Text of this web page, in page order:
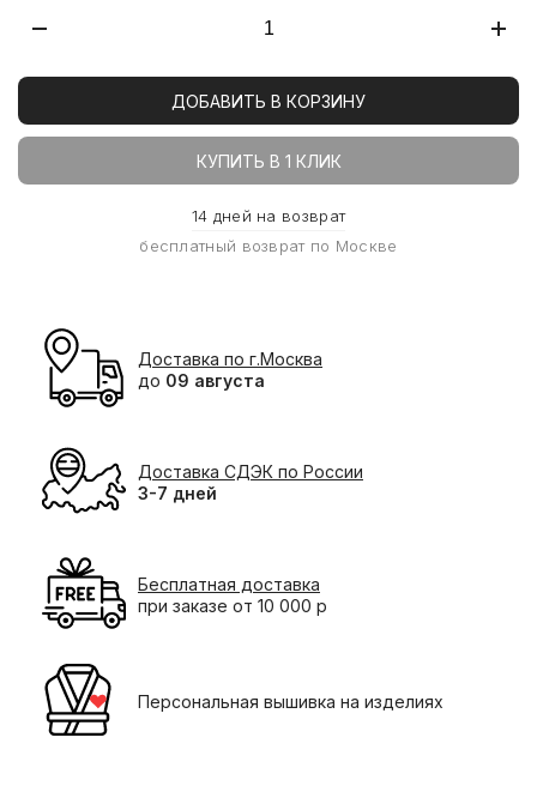
ДОБАВИТЬ В КОРЗИНУ
КУПИТЬ В 1 КЛИК
14 дней на возврат
бесплатный возврат по Москве
Доставка по г.Москва
до 09 августа
Доставка СДЭК по России
3-7 дней
Бесплатная доставка
при заказе от 10 000 р
Персональная вышивка на изделиях